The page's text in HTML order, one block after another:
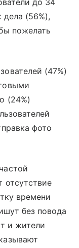
до 34
дела (56%),
пожелать
(47%)
(24%)
фото
отсутствие
времени
без повода
и жители